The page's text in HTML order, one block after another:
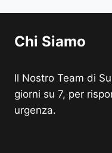
Chi Siamo
Il Nostro Team di
giorni su 7, per
urgenza.